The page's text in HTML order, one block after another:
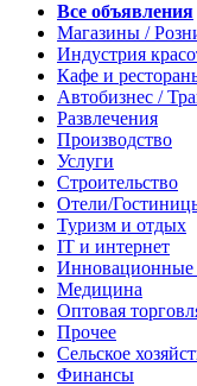
Все объявления
Магазины /
Индустрия
Кафе и
Автобизнес /
Развлечения
Производство
Услуги
Строительство
Отели/
Туризм и отдых
IT и интернет
Инновационные
Медицина
Оптовая
Прочее
Сельское
Финансы